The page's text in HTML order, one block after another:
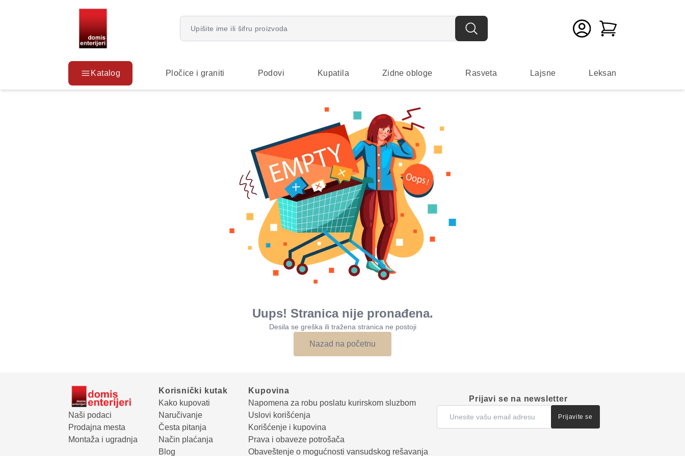
Katalog Pločice i graniti Podovi Kupatila Zidne obloge Rasveta Lajsne Leksan
Uups! Stranica nije pronađena.
Desila se greška ili tražena stranica ne postoji
Nazad na početnu
Naši podaci
Prodajna mesta
Montaža i ugradnja
Korisnički kutak
Kako kupovati
Naručivanje
Česta pitanja
Način plaćanja
Blog
Kupovina
Napomena za robu poslatu kurirskom sluzbom
Uslovi korišćenja
Korišćenje i kupovina
Prava i obaveze potrošača
Obaveštenje o mogućnosti vansudskog rešavanja
Prijavi se na newsletter
Prijavite se